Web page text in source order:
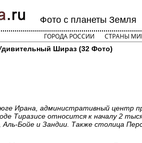
Фото с планеты Земля
ГОРОДА РОССИИ СТРАНЫ
Шираз (32 Фото)
Ирана, административный центр
Тиразисе относится к началу 2
Бойе и Зандии. Также столица